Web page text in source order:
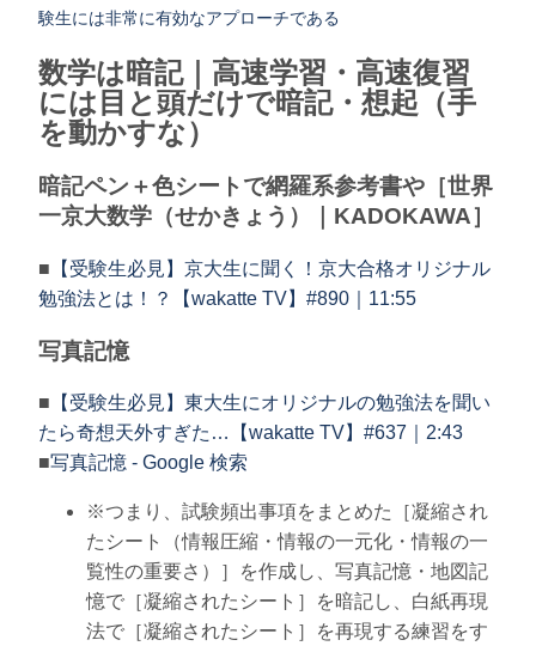
験生には非常に有効なアプローチである
数学は暗記｜高速学習・高速復習
には目と頭だけで暗記・想起（手
を動かすな）
暗記ペン＋色シートで網羅系参考書や［世界
一京大数学（せかきょう）｜KADOKAWA］
■ 【受験生必見】京大生に聞く！京大合格オリジナル
勉強法とは！？【wakatte TV】#890｜11:55
写真記憶
■ 【受験生必見】東大生にオリジナルの勉強法を聞い
たら奇想天外すぎた…【wakatte TV】#637｜2:43
■写真記憶 - Google 検索
※つまり、試験頻出事項をまとめた［凝縮され
たシート（情報圧縮・情報の一元化・情報の一
覧性の重要さ）］を作成し、写真記憶・地図記
憶で［凝縮されたシート］を暗記し、白紙再現
法で［凝縮されたシート］を再現する練習をす